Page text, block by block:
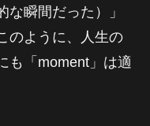
瞬間だった）」
のように、人生の
も「moment」は適